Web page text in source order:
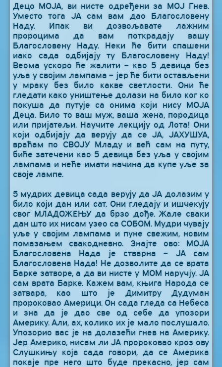
Децо МОЈА, ви нисте одређени за МОЈ Гнев.
Уместо тога ЈА сам вам дао Благословену
Наду. Ипак ви дозвољавате лажним
пророцима да вам поткрадају вашу
Благословену Наду. Неки ће бити спашени
иако сада одбијају ту Благословену Наду!
Веома ускоро ће жалити – као 5 девица без
уља у својим лампама – јер ће бити остављени
у мраку без било какве светлости. Они ће
гледати како уништење долази на било ког ко
покуша да путује са онима који нису МОЈА
Деца. Било то ваш муж, ваша жена, породица
или пријатељи. Научите лекцију од Лота! Они
који одбијају да верују да се ЈА, ЈАХУШУА,
враћам по СВОЈУ Младу и већ сам на путу,
биће затечени као 5 девица без уља у својим
лампама и неће имати начина да купе уље за
своје лампе.
5 мудрих девица сада верују да ЈА долазим у
било који дан или сат. Они гледају и ишчекују
свог МЛАДОЖЕЊУ да брзо дође. Жале сваки
дан што их нисам узео са СОБОМ. Мудри чувају
уље у својим лампама и пуне свежим, новим
помазањем свакодневно. Знајте ово: МОЈА
Благословена Нада је стварна – ЈА сам
Благословена Нада! Не дозволите да се врата
Барке затворе, а да ви нисте у МОМ наручју. ЈА
сам врата Барке. Кажем вам, књига Народа се
затвара, као што је Димитру Дудуман
пророковао Америци. Он сада гледа са Небеса
и зна да је дао све од себе да упозори
Америку. Али, ах, колико их је мало послушало.
Упозорио вас је на долазећи гнев на Америку.
Јер Америко, нисам ли ЈА пророковао кроз ову
Слушкињу која сада говори, да се Америка
покаје пре него што буде прекасно, јер сам